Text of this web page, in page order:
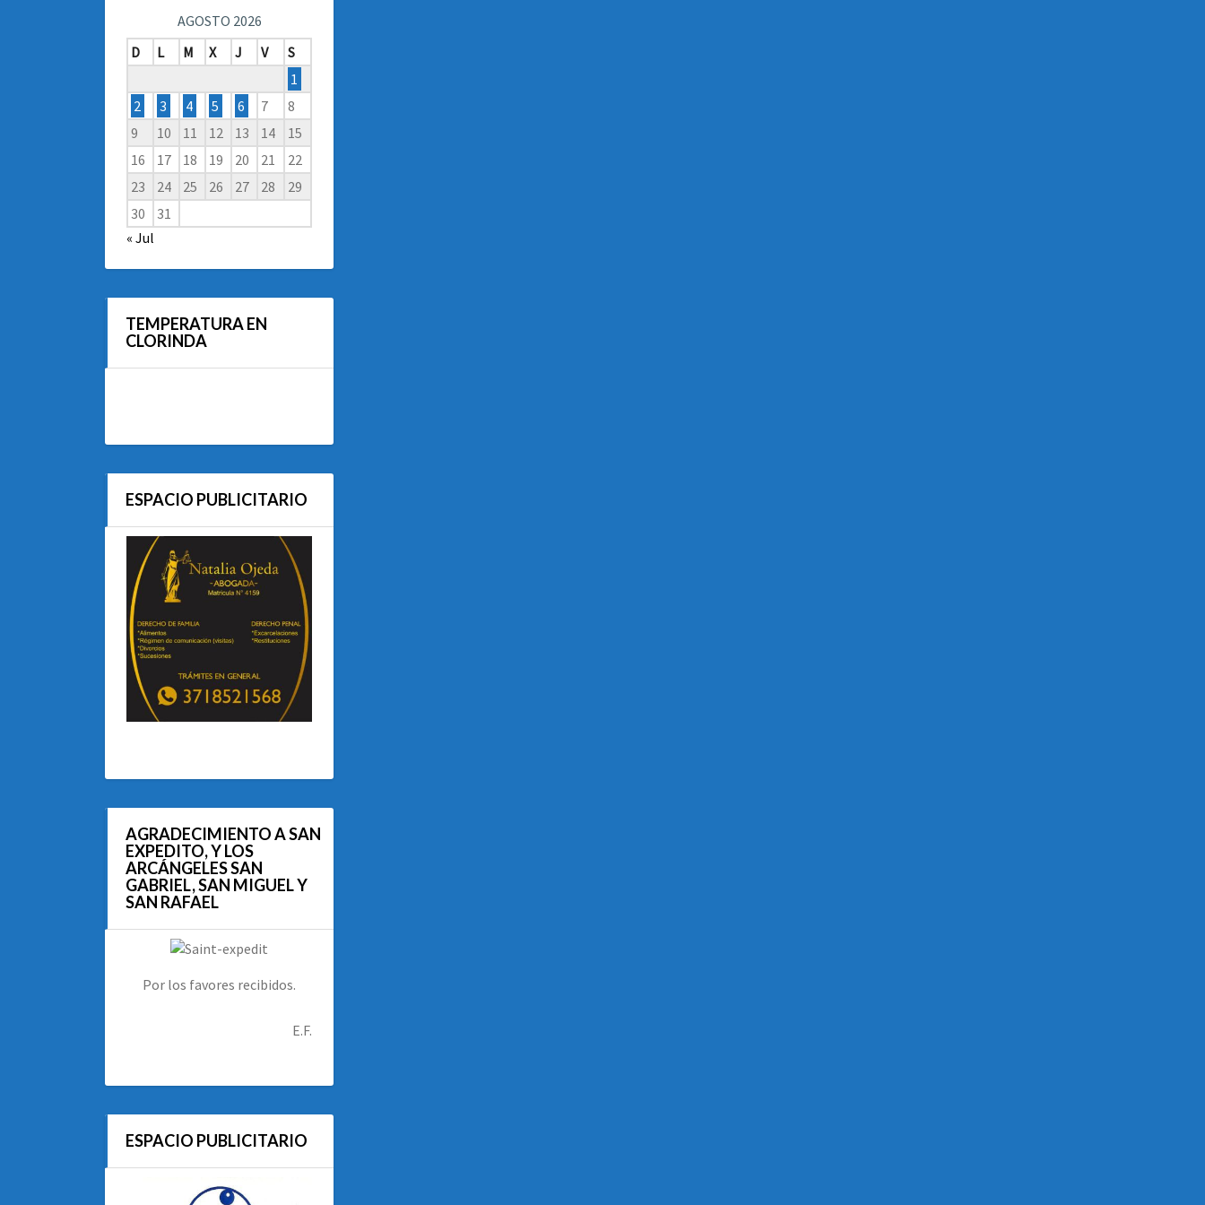
AGOSTO 2026
D
L M X J V
S
1
2
3 4 5 6 7
8
9
10 11 12 13 14
15
16
17 18 19 20 21
22
23
24 25 26 27 28
29
30
31
« Jul
TEMPERATURA EN
CLORINDA
ESPACIO PUBLICITARIO
AGRADECIMIENTO A SAN
EXPEDITO, Y LOS
ARCÁNGELES SAN
GABRIEL, SAN MIGUEL Y
SAN RAFAEL
Por los favores recibidos.
E.F.
ESPACIO PUBLICITARIO